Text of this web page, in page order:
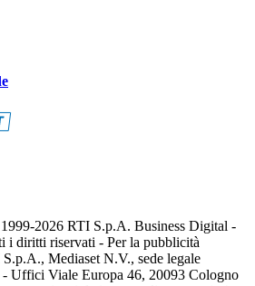
2026 RTI S.p.A. Business Digital -
i diritti riservati - Per la pubblicità
Mediaset N.V., sede legale
- Uffici Viale Europa 46, 20093 Cologno